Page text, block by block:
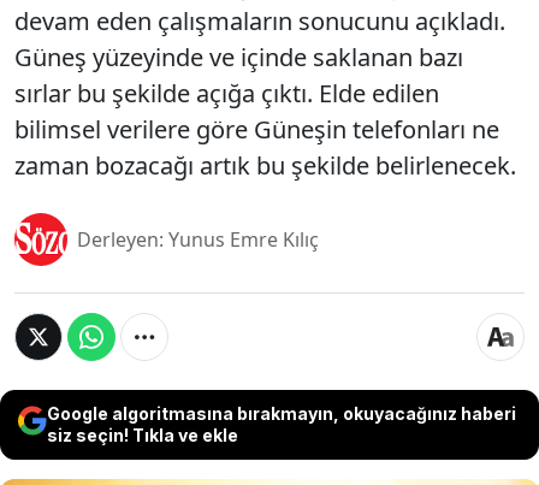
devam eden çalışmaların sonucunu açıkladı.
Güneş yüzeyinde ve içinde saklanan bazı
sırlar bu şekilde açığa çıktı. Elde edilen
bilimsel verilere göre Güneşin telefonları ne
zaman bozacağı artık bu şekilde belirlenecek.
Derleyen: Yunus Emre Kılıç
Google algoritmasına bırakmayın, okuyacağınız haberi
siz seçin! Tıkla ve ekle